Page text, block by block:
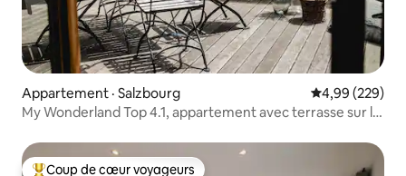
Appartement · Salzbourg Note
4,99 (229)
My Wonderland Top 4.1, appartement avec terrasse sur le
Coup de cœur voyageurs